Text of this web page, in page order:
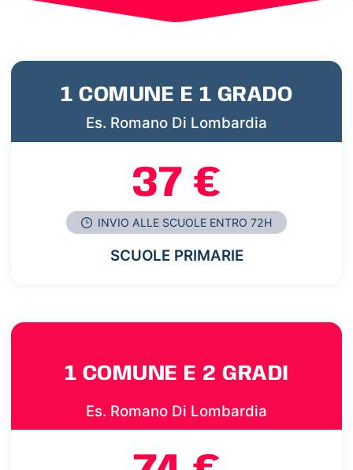
1 COMUNE E 1 GRADO
Es. Romano Di Lombardia
37 €
INVIO ALLE SCUOLE ENTRO 72H
SCUOLE PRIMARIE
1 COMUNE E 2 GRADI
Es. Romano Di Lombardia